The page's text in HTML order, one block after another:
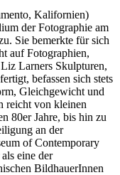
Kalifornien)
der Fotographie am
Sie bemerkte für sich
auf Fotographien,
Larners Skulpturen,
befassen sich stets
Gleichgewicht und
reicht von kleinen
80er Jahre, bis hin zu
an der
of Contemporary
eine der
BildhauerInnen